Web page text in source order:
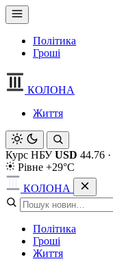
Політика
Гроші
КОЛОНА
Життя
Курс НБУ USD 44.76 ·
Рівне +29°C
КОЛОНА
Політика
Гроші
Життя